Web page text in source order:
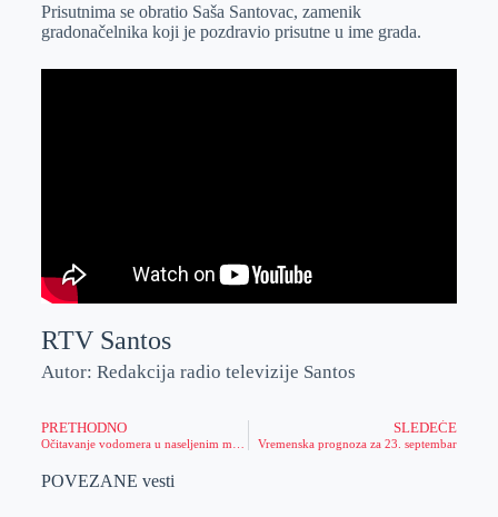
Prisutnima se obratio Saša Santovac, zamenik
gradonačelnika koji je pozdravio prisutne u ime grada.
RTV Santos
Autor: Redakcija radio televizije Santos
PRETHODNO SLEDEĆE
Vremenska prognoza za 23. septembar
POVEZANE vesti